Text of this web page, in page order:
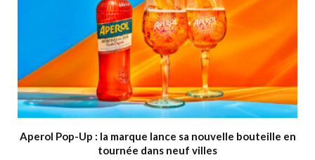
Aperol Pop-Up : la marque lance sa nouvelle bouteille en
tournée dans neuf villes